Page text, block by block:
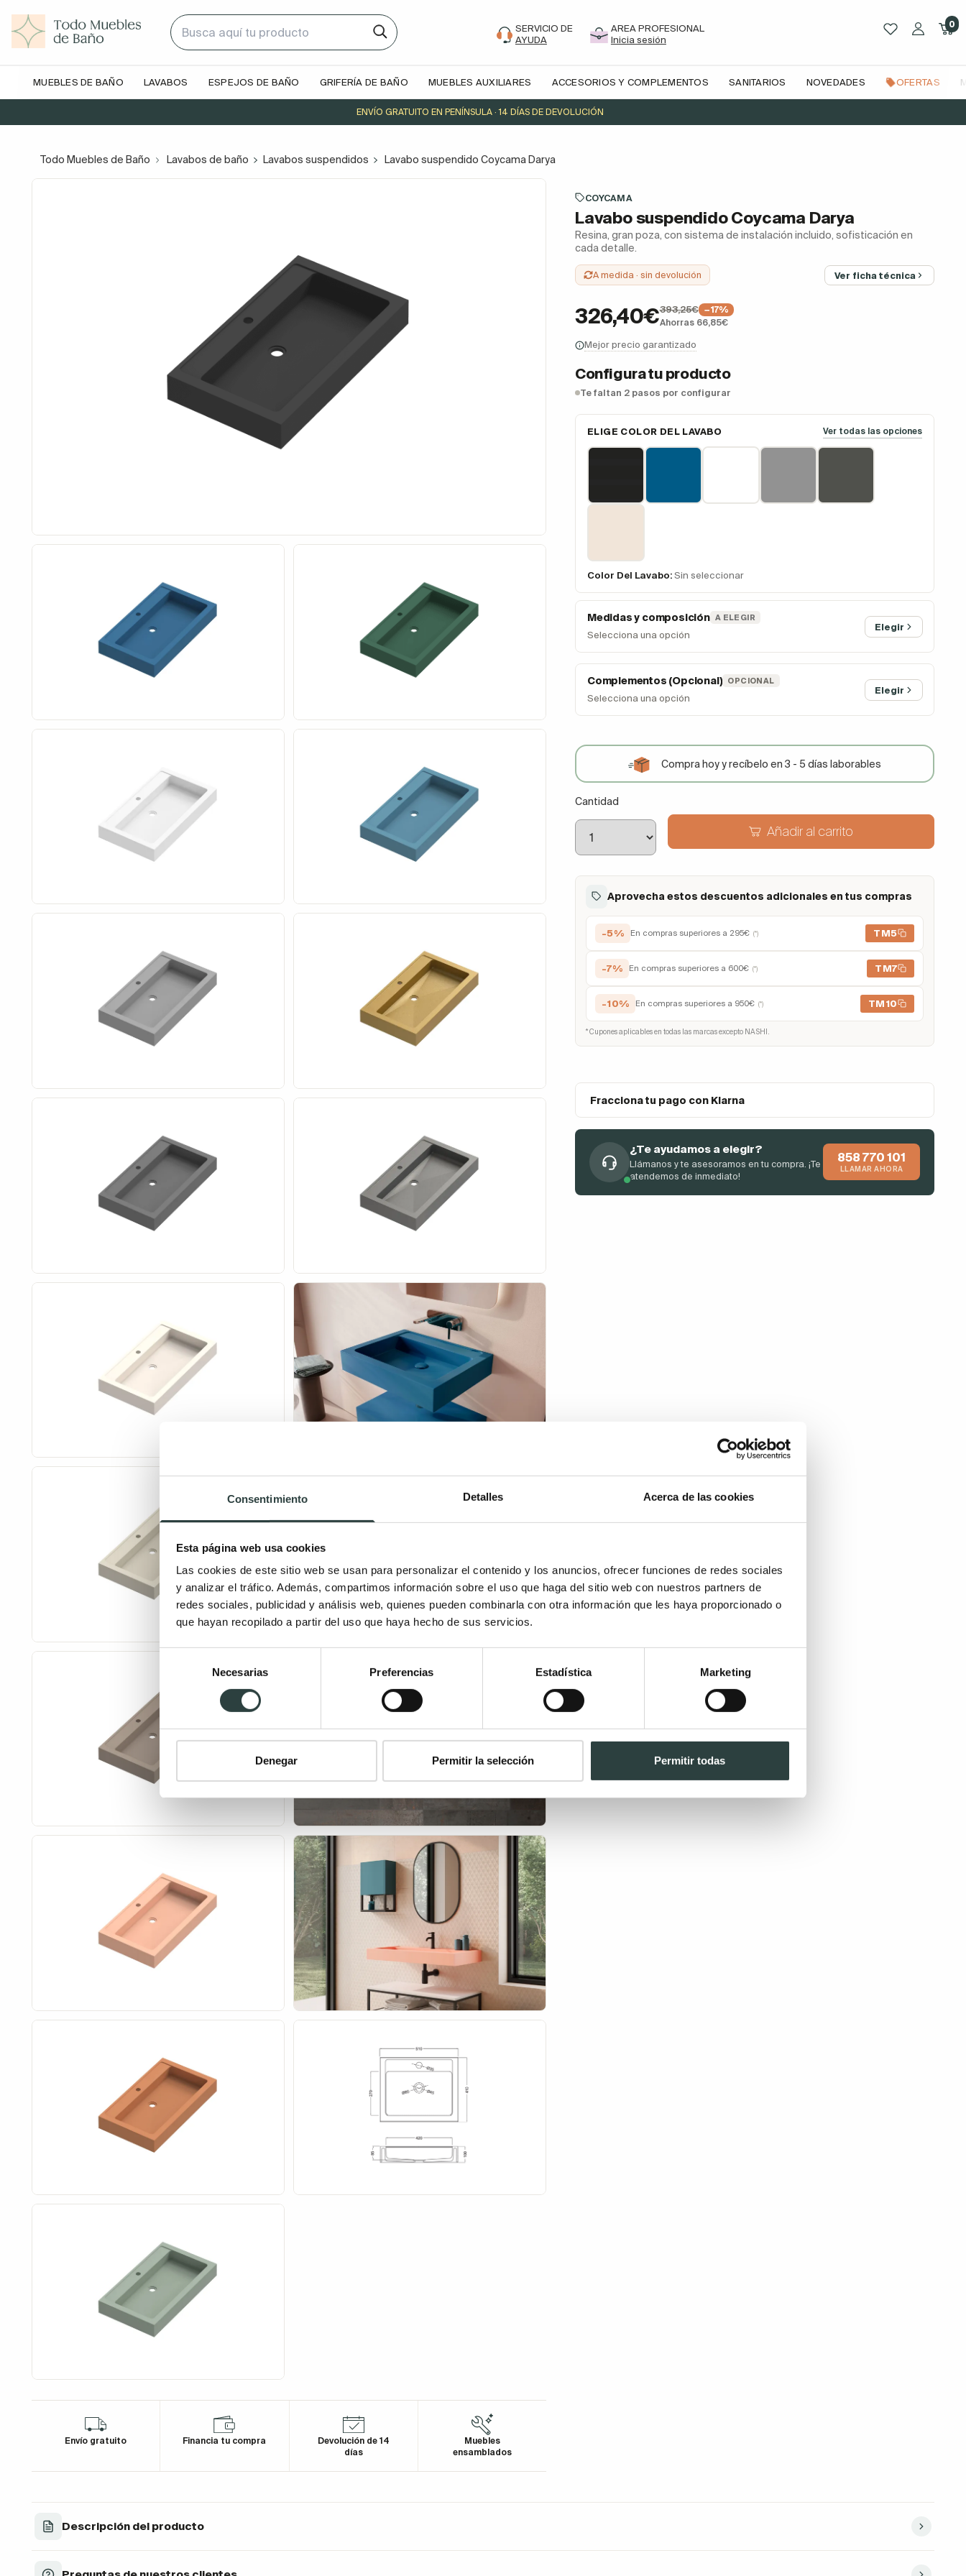
Consentimiento Detalles Acerca de las cookies
Esta página web usa cookies
Las cookies de este sitio web se usan para personalizar el contenido y los anuncios, ofrecer funciones de redes sociales
y analizar el tráfico. Además, compartimos información sobre el uso que haga del sitio web con nuestros partners de
redes sociales, publicidad y análisis web, quienes pueden combinarla con otra información que les haya proporcionado o
que hayan recopilado a partir del uso que haya hecho de sus servicios.
Selección
consentimiento
Necesarias Preferencias Estadística Marketing
Denegar Permitir la selección Permitir todas
SERVICIO DE
AYUDA
AREA PROFESIONAL
Inicia sesión
0
MUEBLES DE BAÑO LAVABOS ESPEJOS DE BAÑO GRIFERÍA DE BAÑO MUEBLES AUXILIARES ACCESORIOS Y COMPLEMENTOS SANITARIOS NOVEDADES OFERTAS
ENVÍO GRATUITO EN PENÍNSULA · 14 DÍAS DE DEVOLUCIÓN
Todo Muebles de Baño Lavabos de baño Lavabos suspendidos Lavabo suspendido Coycama Darya
Envío gratuito Financia tu compra
Devolución de 14
días
Muebles
ensamblados
COYCAMA
Lavabo suspendido Coycama Darya
Resina, gran poza, con sistema de instalación incluido, sofisticación en
cada detalle.
A medida · sin devolución Ver ficha técnica
326,40€393,25€
−17%
Ahorras 66,85€
Mejor precio garantizado
Configura tu producto
Te faltan 2 pasos por configurar
ELIGE COLOR DEL LAVABO Ver todas las opciones
Color Del Lavabo: Sin seleccionar
Medidas y composición A ELEGIR
Selecciona una opción
Elegir
Complementos (Opcional) OPCIONAL
Selecciona una opción
Elegir
Compra hoy y recíbelo en 3 - 5 días laborables
Cantidad
Añadir al carrito
Aprovecha estos descuentos adicionales en tus compras
-5% En compras superiores a 295€ (*) TM5
-7% En compras superiores a 600€ (*) TM7
-10% En compras superiores a 950€ (*) TM10
* Cupones aplicables en todas las marcas excepto NASHI.
Fracciona tu pago con Klarna
¿Te ayudamos a elegir?
Llámanos y te asesoramos en tu compra. ¡Te
atendemos de inmediato!
858 770 101
LLAMAR AHORA
Descripción del producto